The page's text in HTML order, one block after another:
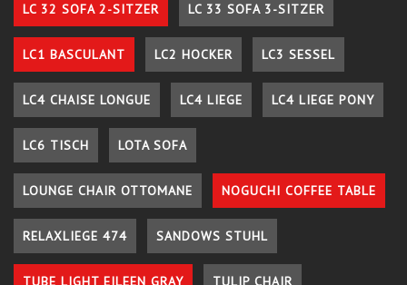
LC 32 SOFA 2-SITZER LC 33 SOFA 3-SITZER
LC1 BASCULANT LC2 HOCKER LC3 SESSEL
LC4 CHAISE LONGUE LC4 LIEGE LC4 LIEGE PONY
LC6 TISCH LOTA SOFA
LOUNGE CHAIR OTTOMANE NOGUCHI COFFEE TABLE
RELAXLIEGE 474 SANDOWS STUHL
TUBE LIGHT EILEEN GRAY TULIP CHAIR